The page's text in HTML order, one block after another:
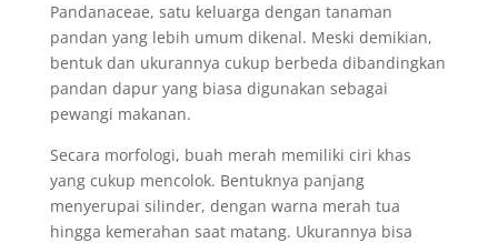
Pandanaceae, satu keluarga dengan tanaman
pandan yang lebih umum dikenal. Meski demikian,
bentuk dan ukurannya cukup berbeda dibandingkan
pandan dapur yang biasa digunakan sebagai
pewangi makanan.
Secara morfologi, buah merah memiliki ciri khas
yang cukup mencolok. Bentuknya panjang
menyerupai silinder, dengan warna merah tua
hingga kemerahan saat matang. Ukurannya bisa